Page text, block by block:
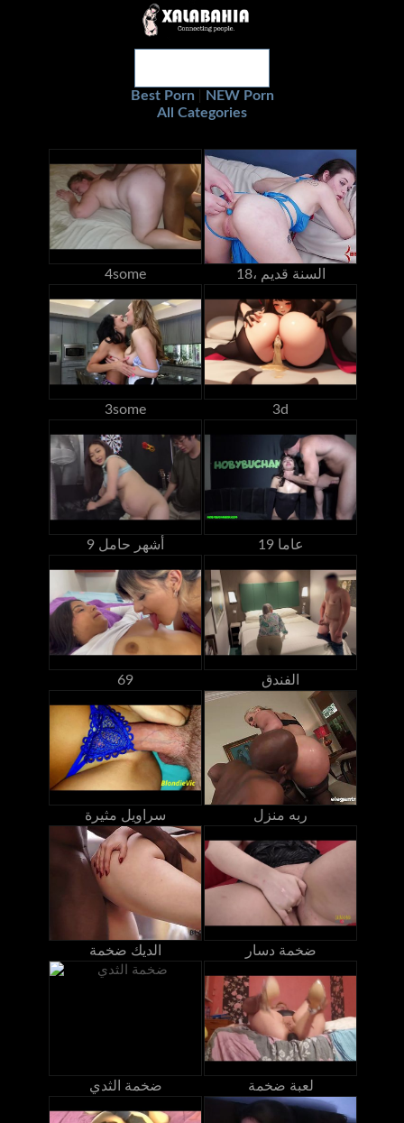
Best Porn
NEW Porn
All Categories
4some 18، السنة قديم
3some 3d
9 أشهر حامل 19 عاما
69 الفندق
سراويل مثيرة ربه منزل
الديك ضخمة ضخمة دسار
ضخمة الثدي لعبة ضخمة